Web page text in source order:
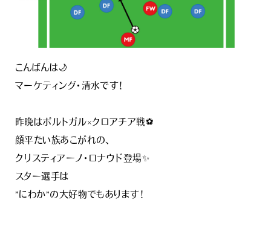
こんばんは🌙
マーケティング・清水です！
昨晩はポルトガル×クロアチア戦⚽
顔平たい族あこがれの、
クリスティアーノ・ロナウド登場✨
スター選手は
”にわか”の大好物でもあります！